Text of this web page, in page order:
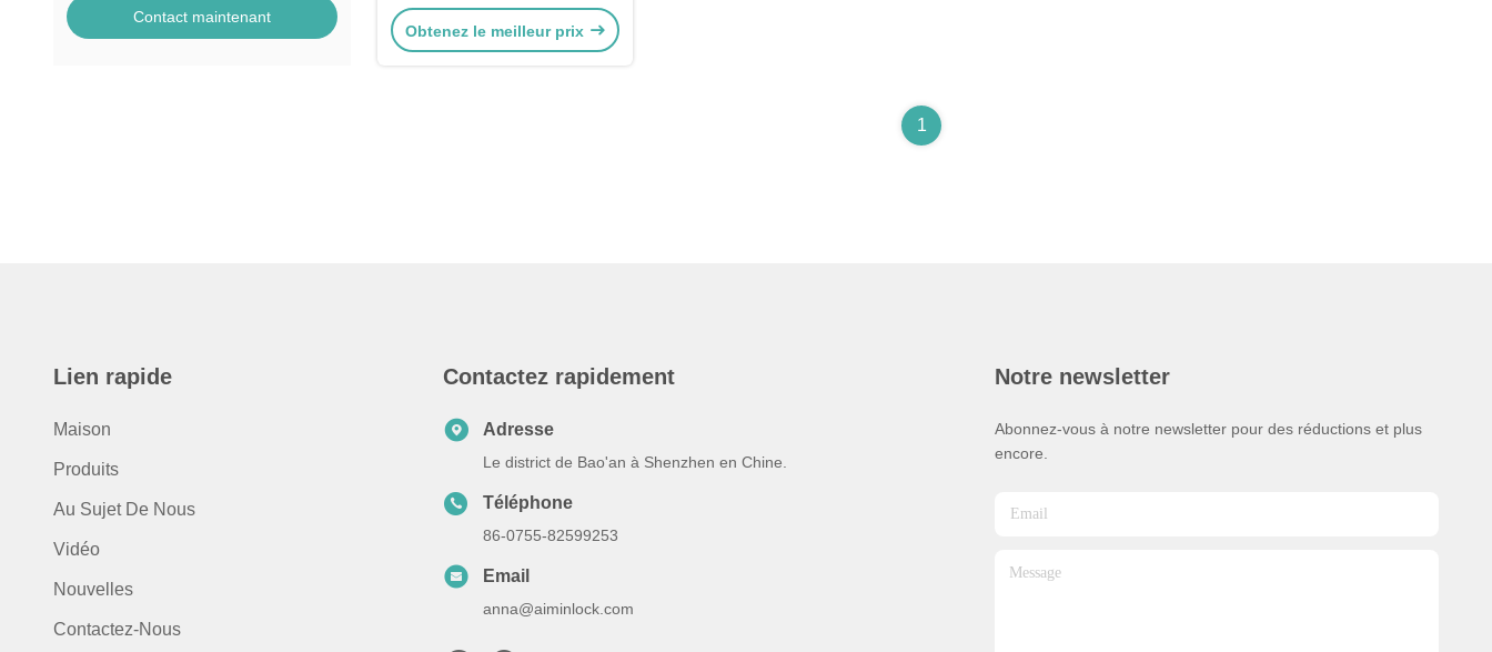
Contact maintenant
d'automobile
Obtenez le meilleur prix
1
Lien rapide
Maison
Produits
Au Sujet De Nous
Vidéo
Nouvelles
Contactez-Nous
Contactez rapidement
Adresse
Le district de Bao'an à Shenzhen en Chine.
Téléphone
86-0755-82599253
Email
anna@aiminlock.com
Notre newsletter
Abonnez-vous à notre newsletter pour des réductions et plus
encore.